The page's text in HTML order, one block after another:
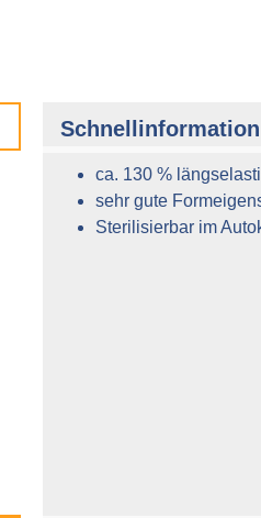
ca. 130 %
sehr gute
Sterilisierbar im